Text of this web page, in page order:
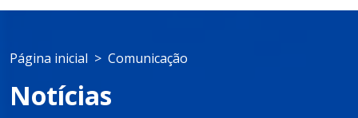
Página inicial Comunicação
Notícias